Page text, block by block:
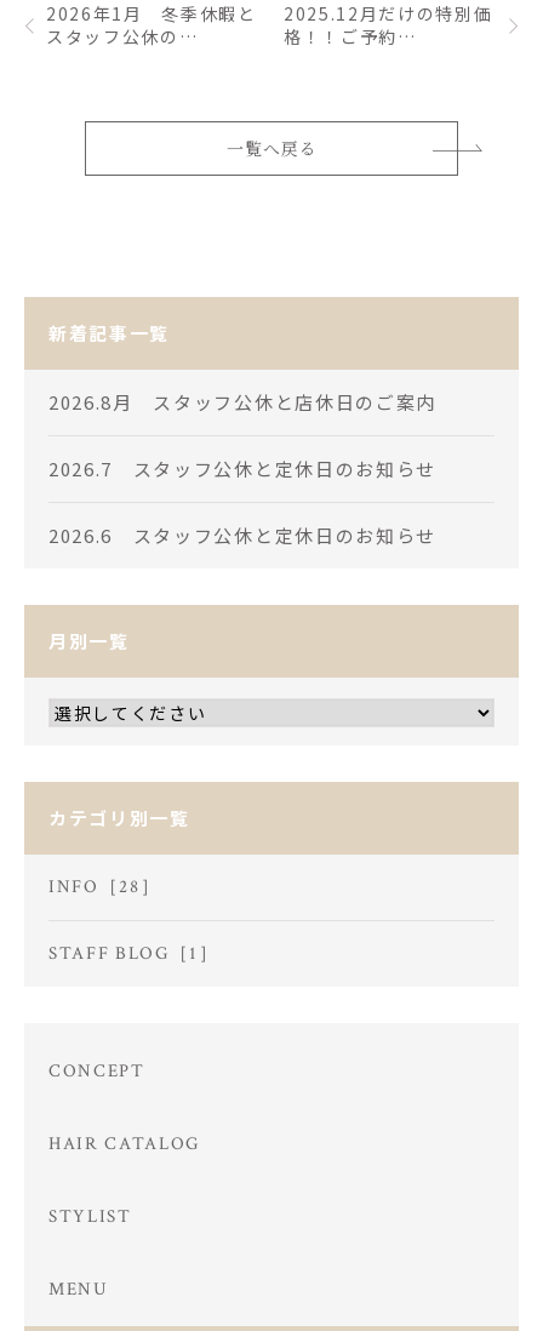
2026年1月 冬季休暇と
スタッフ公休の…
2025.12月だけの特別価
格！！ご予約…
一覧へ戻る
新着記事一覧
2026.8月 スタッフ公休と店休日のご案内
2026.7 スタッフ公休と定休日のお知らせ
2026.6 スタッフ公休と定休日のお知らせ
月別一覧
カテゴリ別一覧
INFO［28］
STAFF BLOG［1］
CONCEPT
HAIR CATALOG
STYLIST
MENU